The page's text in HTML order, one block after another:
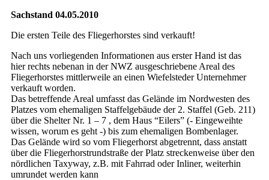
Sachstand 04.05.2010
Die ersten Teile des Fliegerhorstes sind verkauft!
Nach uns vorliegenden Informationen aus erster Hand ist das
hier rechts nebenan in der NWZ ausgeschriebene Areal des
Fliegerhorstes mittlerweile an einen Wiefelsteder Unternehmer
verkauft worden.
Das betreffende Areal umfasst das Gelände im Nordwesten des
Platzes vom ehemaligen Staffelgebäude der 2. Staffel (Geb. 211)
über die Shelter Nr. 1 – 7 , dem Haus “Eilers” (- Eingeweihte
wissen, worum es geht -) bis zum ehemaligen Bombenlager.
Das Gelände wird so vom Fliegerhorst abgetrennt, dass anstatt
über die Fliegerhorstrundstraße der Platz streckenweise über den
nördlichen Taxyway, z.B. mit Fahrrad oder Inliner, weiterhin
umrundet werden kann